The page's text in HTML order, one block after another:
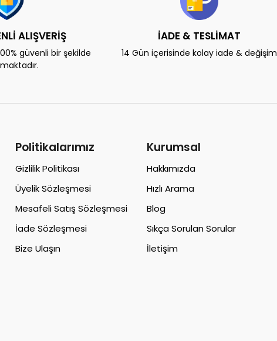
ALIŞVERİŞ
güvenli bir şekilde
İADE & TESLİMAT
14 Gün içerisinde kolay iade & değişim
Politikalarımız
Gizlilik Politikası
Üyelik Sözleşmesi
Mesafeli Satış Sözleşmesi
İade Sözleşmesi
Bize Ulaşın
Kurumsal
Hakkımızda
Hızlı Arama
Blog
Sıkça Sorulan Sorular
İletişim